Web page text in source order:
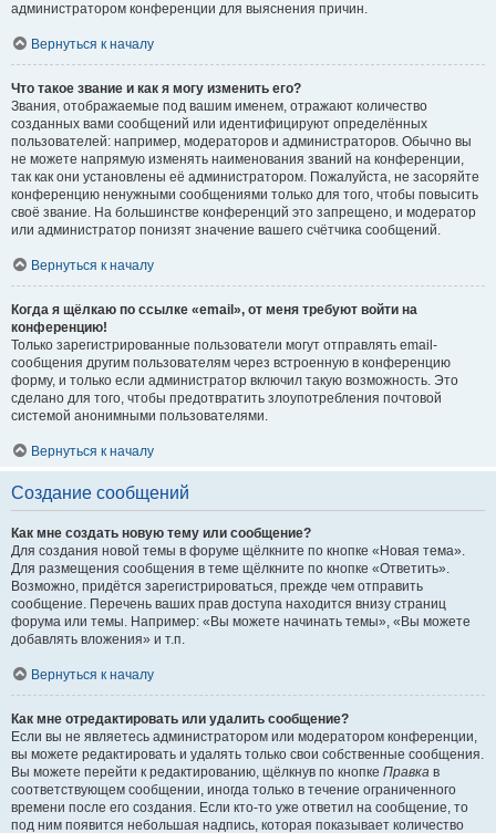
администратором конференции для выяснения причин.
Вернуться к началу
Что такое звание и как я могу изменить его?
Звания, отображаемые под вашим именем, отражают количество
созданных вами сообщений или идентифицируют определённых
пользователей: например, модераторов и администраторов. Обычно вы
не можете напрямую изменять наименования званий на конференции,
так как они установлены её администратором. Пожалуйста, не засоряйте
конференцию ненужными сообщениями только для того, чтобы повысить
своё звание. На большинстве конференций это запрещено, и модератор
или администратор понизят значение вашего счётчика сообщений.
Вернуться к началу
Когда я щёлкаю по ссылке «email», от меня требуют войти на
конференцию!
Только зарегистрированные пользователи могут отправлять email-
сообщения другим пользователям через встроенную в конференцию
форму, и только если администратор включил такую возможность. Это
сделано для того, чтобы предотвратить злоупотребления почтовой
системой анонимными пользователями.
Вернуться к началу
Создание сообщений
Как мне создать новую тему или сообщение?
Для создания новой темы в форуме щёлкните по кнопке «Новая тема».
Для размещения сообщения в теме щёлкните по кнопке «Ответить».
Возможно, придётся зарегистрироваться, прежде чем отправить
сообщение. Перечень ваших прав доступа находится внизу страниц
форума или темы. Например: «Вы можете начинать темы», «Вы можете
добавлять вложения» и т.п.
Вернуться к началу
Как мне отредактировать или удалить сообщение?
Если вы не являетесь администратором или модератором конференции,
вы можете редактировать и удалять только свои собственные сообщения.
Вы можете перейти к редактированию, щёлкнув по кнопке Правка в
соответствующем сообщении, иногда только в течение ограниченного
времени после его создания. Если кто-то уже ответил на сообщение, то
под ним появится небольшая надпись, которая показывает количество